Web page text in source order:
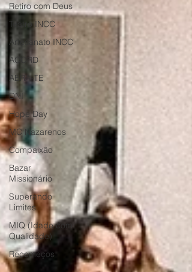
Retiro com Deus
Teatro INCC
Artesanato INCC
ACORD
ABRA-TE
DNI
Hope Day
MC Nazarenos
Compaixão
Bazar
Missionário
Superando
Limites
MIQ (Idade com
Qualidade)
Recomeços